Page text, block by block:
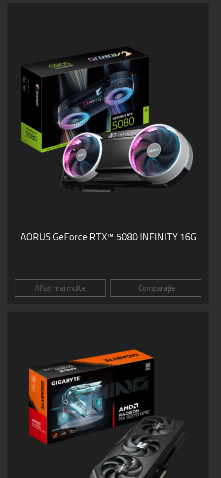
AORUS GeForce RTX™ 5080 INFINITY 16G
Aflați mai multe Comparație